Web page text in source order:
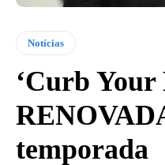
Notícias
‘Curb Your
temporada